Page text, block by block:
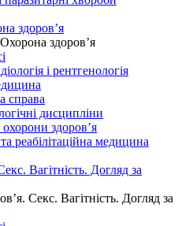
здоров’я
здоров’я
і рентгенологія
справа
дисципліни
охорони здоров’я
реабілітаційна медицина
Вагітність. Догляд за
Секс. Вагітність. Догляд за